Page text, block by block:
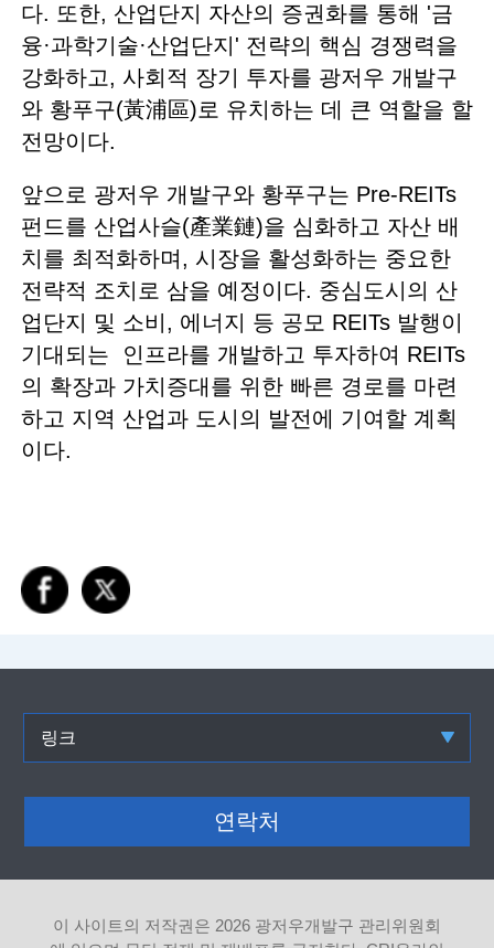
다. 또한, 산업단지 자산의 증권화를 통해 '금
융·과학기술·산업단지' 전략의 핵심 경쟁력을
강화하고, 사회적 장기 투자를 광저우 개발구
와 황푸구(黃浦區)로 유치하는 데 큰 역할을 할
전망이다.
앞으로 광저우 개발구와 황푸구는 Pre-REITs
펀드를 산업사슬(產業鏈)을 심화하고 자산 배
치를 최적화하며, 시장을 활성화하는 중요한
전략적 조치로 삼을 예정이다. 중심도시의 산
업단지 및 소비, 에너지 등 공모 REITs 발행이
기대되는 인프라를 개발하고 투자하여 REITs
의 확장과 가치증대를 위한 빠른 경로를 마련
하고 지역 산업과 도시의 발전에 기여할 계획
이다.
링크
연락처
이 사이트의 저작권은 2026 광저우개발구 관리위원회